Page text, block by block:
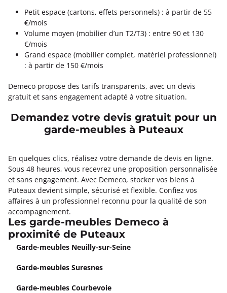
Petit espace (cartons, effets personnels) : à partir de 55
€/mois
Volume moyen (mobilier d’un T2/T3) : entre 90 et 130
€/mois
Grand espace (mobilier complet, matériel professionnel)
: à partir de 150 €/mois
Demeco propose des tarifs transparents, avec un devis
gratuit et sans engagement adapté à votre situation.
Demandez votre devis gratuit pour un
garde-meubles à Puteaux
En quelques clics, réalisez votre demande de devis en ligne.
Sous 48 heures, vous recevrez une proposition personnalisée
et sans engagement. Avec Demeco, stocker vos biens à
Puteaux devient simple, sécurisé et flexible. Confiez vos
affaires à un professionnel reconnu pour la qualité de son
accompagnement.
Les garde-meubles Demeco à
proximité de Puteaux
Garde-meubles Neuilly-sur-Seine
Garde-meubles Suresnes
Garde-meubles Courbevoie